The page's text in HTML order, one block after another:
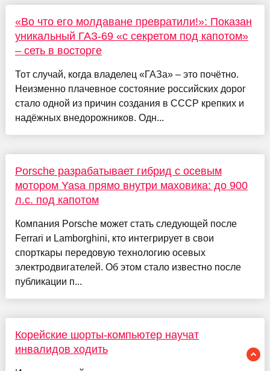
«Во что его молдаване превратили!»: Показан
уникальный ГАЗ-69 «с секретом под капотом»
– сеть в восторге
Тот случай, когда владелец «ГАЗа» – это почётно.
Неизменно плачевное состояние российских дорог
стало одной из причин создания в СССР крепких и
надёжных внедорожников. Одн...
Porsche разрабатывает гибрид с осевым
мотором Yasa прямо внутри маховика: до 900
л.с. под капотом
Компания Porsche может стать следующей после
Ferrari и Lamborghini, кто интегрирует в свои
спорткары передовую технологию осевых
электродвигателей. Об этом стало известно после
публикации п...
Корейские шорты-компьютер научат
инвалидов ходить